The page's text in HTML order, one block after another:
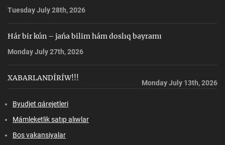
Tuesday July 28th, 2026
Hár bir kún – jańa bilim hám doslıq bayramı
Monday July 27th, 2026
XABARLANDÍRÍW!!!
Monday July 13th, 2026
Byudjet qárejetleri
Mámleketlik satıp alıwlar
Bos vakansiyalar